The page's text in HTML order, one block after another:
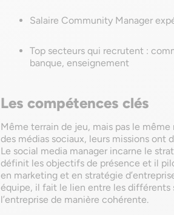
Salaire Community Manager
Top secteurs qui recrutent :
banque, enseignement
Les compétences clés
Même terrain de jeu, mais pas le
des médias sociaux, leurs missions ont
Le social media manager incarne le
définit les objectifs de présence et il
en marketing et en stratégie
équipe, il fait le lien entre les différents
l’entreprise de manière cohérente.